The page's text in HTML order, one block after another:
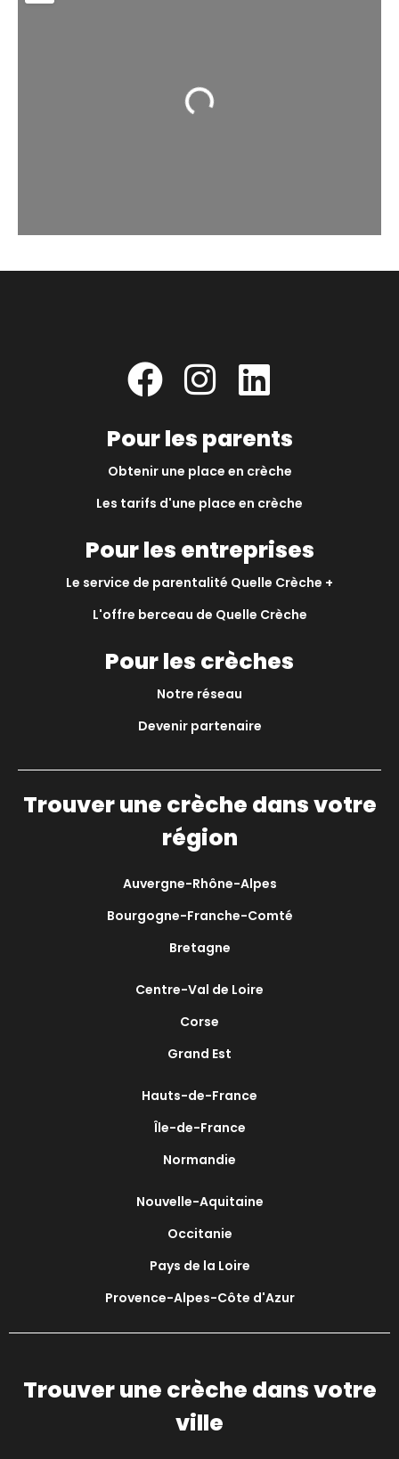
Chargement...
Pour les parents
Obtenir une place en crèche
Les tarifs d'une place en crèche
Pour les entreprises
Le service de parentalité Quelle Crèche +
L'offre berceau de Quelle Crèche
Pour les crèches
Notre réseau
Devenir partenaire
Trouver une crèche dans votre
région
Auvergne-Rhône-Alpes
Bourgogne-Franche-Comté
Bretagne
Centre-Val de Loire
Corse
Grand Est
Hauts-de-France
Île-de-France
Normandie
Nouvelle-Aquitaine
Occitanie
Pays de la Loire
Provence-Alpes-Côte d'Azur
Trouver une crèche dans votre
ville